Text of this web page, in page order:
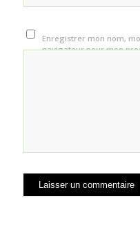
Enregistrer mon nom,
navigateur pour mon